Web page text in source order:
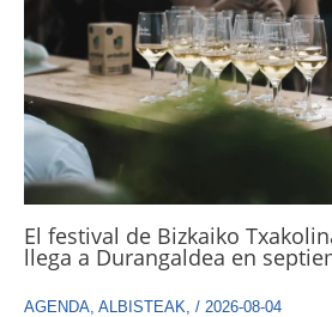
El festival de Bizkaiko
llega a Durangaldea en
AGENDA ALBISTEAK / 2026-08-04